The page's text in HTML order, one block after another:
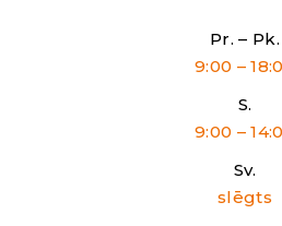
Pr. – Pk.
9:00 –
S.
9:00 –
Sv.
slēgts